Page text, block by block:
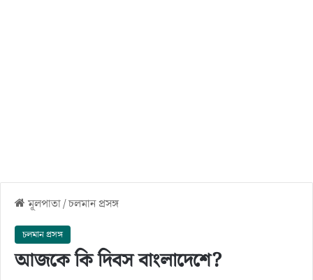
মূলপাতা/চলমান প্রসঙ্গ
চলমান প্রসঙ্গ
আজকে কি দিবস বাংলাদেশে?